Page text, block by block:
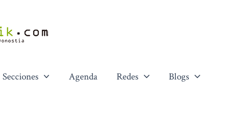
Secciones Agenda Redes Blogs